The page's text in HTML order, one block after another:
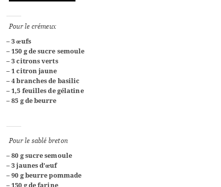
Pour le crémeux
– 3 œufs
– 150 g de sucre semoule
– 3 citrons verts
– 1 citron jaune
– 4 branches de basilic
– 1,5 feuilles de gélatine
– 85 g de beurre
Pour le sablé breton
– 80 g sucre semoule
– 3 jaunes d’œuf
–90 g beurre pommade
–150 g de farine